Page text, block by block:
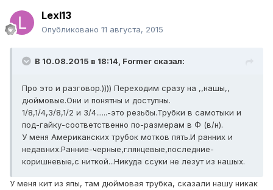
Lexl13
Опубликовано 11 августа, 2015
В 10.08.2015 в 18:14, Former сказал:
Про это и разговор.)))) Переходим сразу на ,,нашы,,
дюймовые.Они и понятны и доступны.
1/8,1/4,3/8,1/2 и 3/4......-это резьбы.Трубки в самотыки и
под-гайку-соответственно по-размерам в Ф (в/н).
У меня Американских трубок мотков пять.И ранних и
недавних.Ранние-черные,глянцевые,последние-
коришневые,с ниткой...Никуда ссуки не лезут из нашых.
У меня кит из япы, там дюймовая трубка, сказали нашу никак